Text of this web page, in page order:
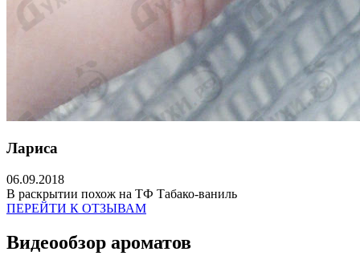
Лариса
06.09.2018
В раскрытии похож на ТФ Табако-ваниль
ПЕРЕЙТИ К ОТЗЫВАМ
Видеообзор ароматов